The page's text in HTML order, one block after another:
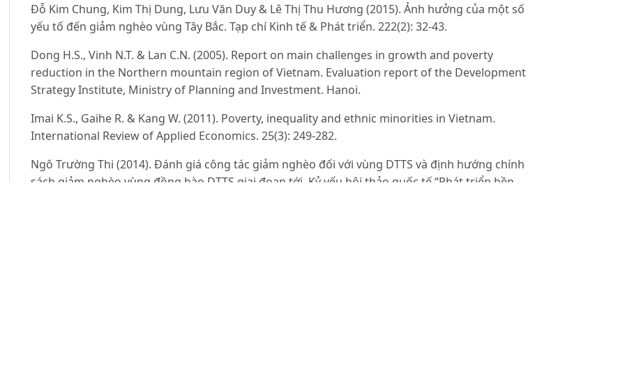
Đỗ Kim Chung, Kim Thị Dung, Lưu Văn Duy & Lê Thị Thu Hương (2015). Ảnh hưởng của một số
yếu tố đến giảm nghèo vùng Tây Bắc. Tạp chí Kinh tế & Phát triển. 222(2): 32-43.
Dong H.S., Vinh N.T. & Lan C.N. (2005). Report on main challenges in growth and poverty
reduction in the Northern mountain region of Vietnam. Evaluation report of the Development
Strategy Institute, Ministry of Planning and Investment. Hanoi.
Imai K.S., Gaihe R. & Kang W. (2011). Poverty, inequality and ethnic minorities in Vietnam.
International Review of Applied Economics. 25(3): 249-282.
Ngô Trường Thi (2014). Đánh giá công tác giảm nghèo đối với vùng DTTS và định hướng chính
sách giảm nghèo vùng đồng bào DTTS giai đoạn tới. Kỷ yếu hội thảo quốc tế “Phát triển bền